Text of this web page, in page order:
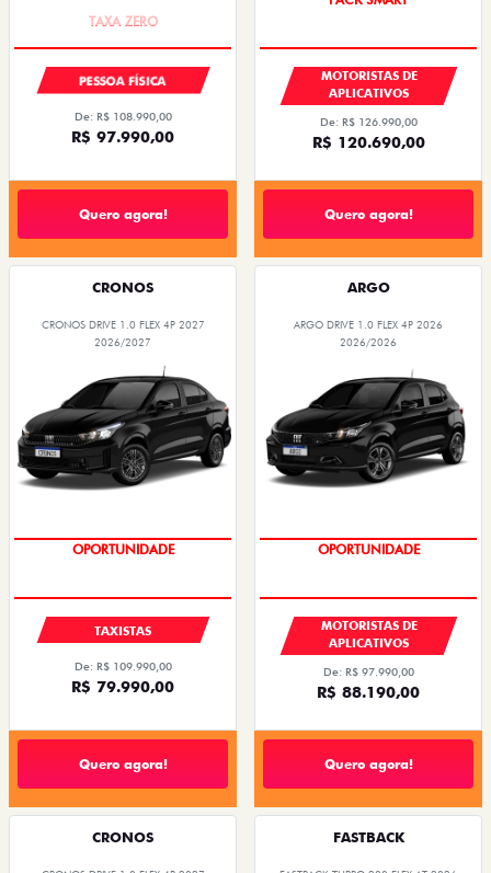
PESSOA FÍSICA
De: R$ 108.990,00
R$ 97.990,00
Quero agora!
MOTORISTAS DE
APLICATIVOS
De: R$ 126.990,00
R$ 120.690,00
Quero agora!
CRONOS
CRONOS DRIVE 1.0 FLEX 4P 2027
2026/2027
OPORTUNIDADE
TAXISTAS
De: R$ 109.990,00
R$ 79.990,00
Quero agora!
ARGO
ARGO DRIVE 1.0 FLEX 4P 2026
2026/2026
OPORTUNIDADE
MOTORISTAS DE
APLICATIVOS
De: R$ 97.990,00
R$ 88.190,00
Quero agora!
CRONOS FASTBACK